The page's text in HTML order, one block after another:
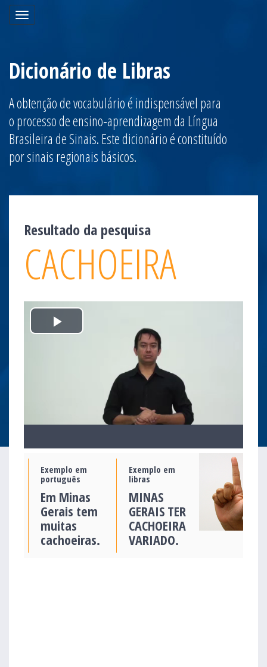
Toggle
navigation
Dicionário de Libras
A obtenção de vocabulário é indispensável para
o processo de ensino-aprendizagem da Língua
Brasileira de Sinais. Este dicionário é constituído
por sinais regionais básicos.
Resultado da pesquisa
CACHOEIRA
Play
Exemplo em
português
Em Minas
Gerais tem
muitas
cachoeiras.
Exemplo em
libras
MINAS
GERAIS TER
CACHOEIRA
VARIADO.